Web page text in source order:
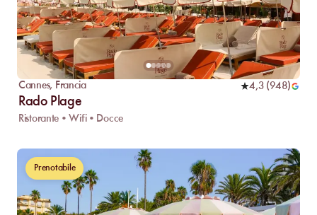
Cannes, Francia 4,3(948)
Rado Plage
Ristorante • Wifi • Docce
Prenotabile